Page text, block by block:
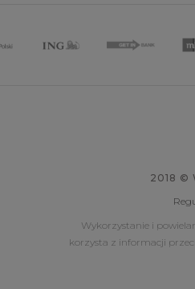
2018 ©
Wykorzystanie i
korzysta z informacji